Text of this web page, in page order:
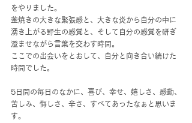
をやりました。
釜焼きの大きな緊張感と、大きな炎から自分の中に
湧き上がる野生の感覚と、そして自分の感覚を研ぎ
澄ませながら言葉を交わす時間。
ここでの出会いをとおして、自分と向き合い続けた
時間でした。
5日間の毎日のなかに、喜び、幸せ、嬉しさ、感動、
苦しみ、悔しさ、辛さ、すべてあったなぁと思いま
す。